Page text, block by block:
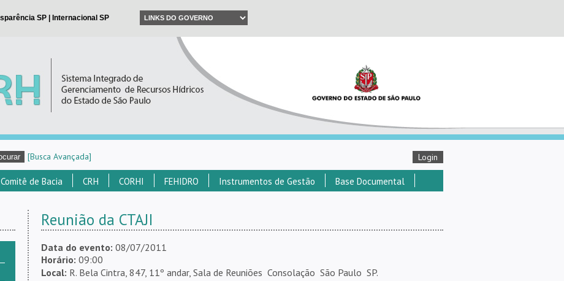
[Busca Avançada] Login
Comitê de Bacia CRH CORHI FEHIDRO Instrumentos de Gestão Base Documental
Reunião da CTAJI
Data do evento: 08/07/2011
Horário: 09:00
Local: R. Bela Cintra, 847, 11º andar, Sala de Reuniões  Consolação  São Paulo  SP.